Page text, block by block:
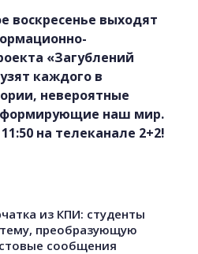
воскресенье выходят
«Загублений
каждого в
невероятные
наш мир.
на телеканале 2+2!
из КПИ: студенты
преобразующую
сообщения